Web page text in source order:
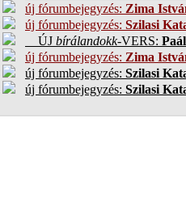
új fórumbejegyzés: Zima
új fórumbejegyzés: Szilasi
ÚJ bírálandokk-VERS:
új fórumbejegyzés: Zima
új fórumbejegyzés: Szilasi
új fórumbejegyzés: Szilasi